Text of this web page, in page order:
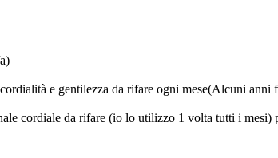
e gentilezza da rifare ogni mese(Alcuni anni
cordiale da rifare (io lo utilizzo 1 volta tutti i mesi)